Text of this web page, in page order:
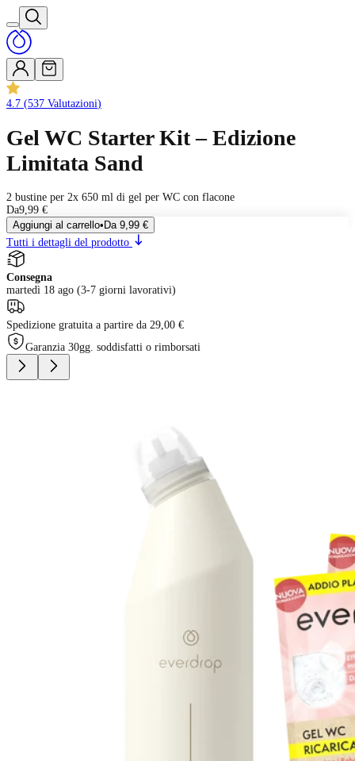
4.7 (537 Valutazioni)
Gel WC Starter Kit – Edizione
Limitata Sand
2 bustine per 2x 650 ml di gel per WC con flacone
Da9,99 €
Aggiungi al carrello•Da 9,99 €
Tutti i dettagli del prodotto
Consegna
martedì 18 ago (3-7 giorni lavorativi)
Spedizione gratuita a partire da 29,00 €
Garanzia 30gg. soddisfatti o rimborsati